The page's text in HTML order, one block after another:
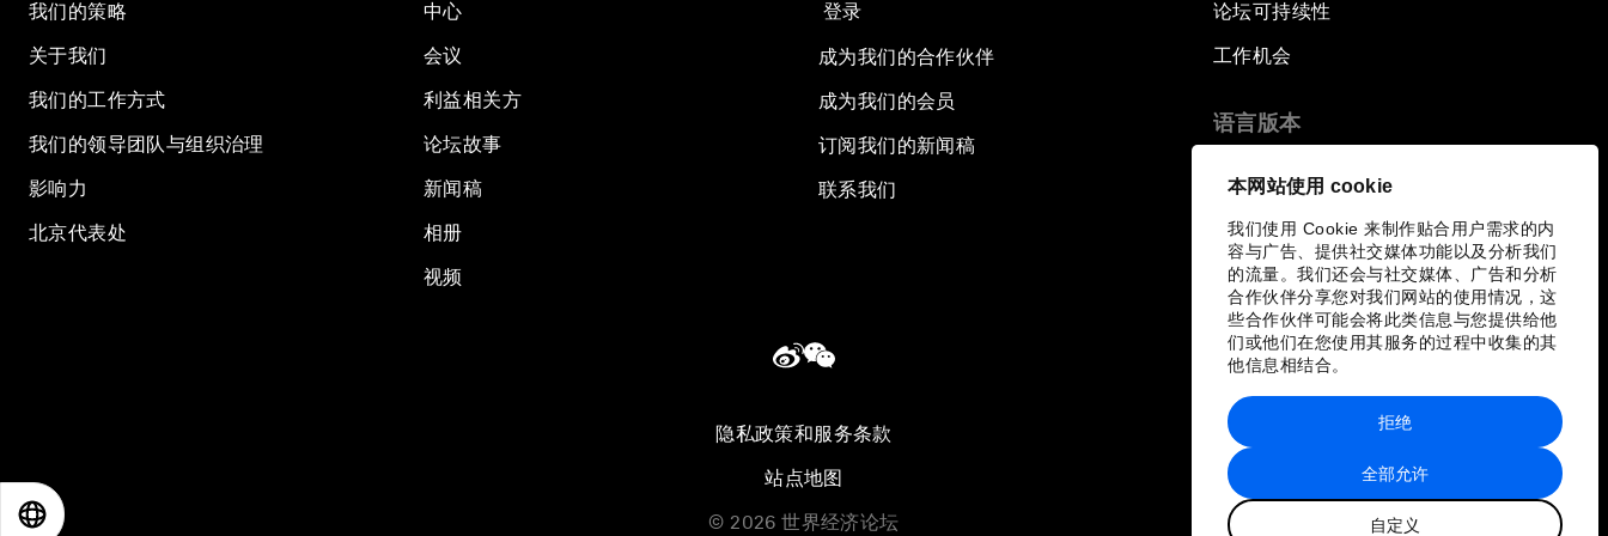
本网站使用 cookie
我们使用 Cookie 来制作贴合用户需求的内
容与广告、提供社交媒体功能以及分析我们
的流量。我们还会与社交媒体、广告和分析
合作伙伴分享您对我们网站的使用情况，这
些合作伙伴可能会将此类信息与您提供给他
们或他们在您使用其服务的过程中收集的其
他信息相结合。
全部允许
自定义
拒绝
我们的策略
关于我们
我们的工作方式
我们的领导团队与组织治理
影响力
北京代表处
中心
会议
利益相关方
论坛故事
新闻稿
相册
视频
登录
成为我们的合作伙伴
成为我们的会员
订阅我们的新闻稿
联系我们
论坛可持续性
工作机会
语言版本
隐私政策和服务条款
站点地图
© 2026 世界经济论坛